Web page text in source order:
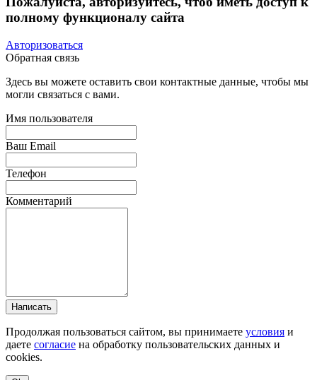
полному функционалу сайта
Авторизоваться
Обратная связь
Здесь вы можете оставить свои контактные данные, чтобы мы
могли связаться с вами.
Имя пользователя
Ваш Email
Телефон
Комментарий
Написать
Продолжая пользоваться сайтом, вы принимаете условия и
даете согласие на обработку пользовательских данных и
cookies.